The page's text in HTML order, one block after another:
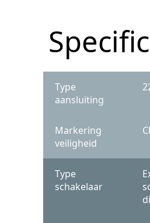
Type
aansluiting
Markering
veiligheid
Type
schakelaar